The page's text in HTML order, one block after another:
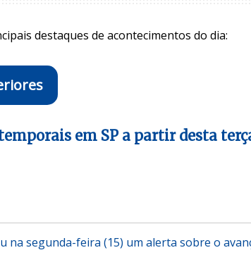
destaques de acontecimentos do dia:
em SP a partir desta
na segunda-feira (15) um alerta sobre o